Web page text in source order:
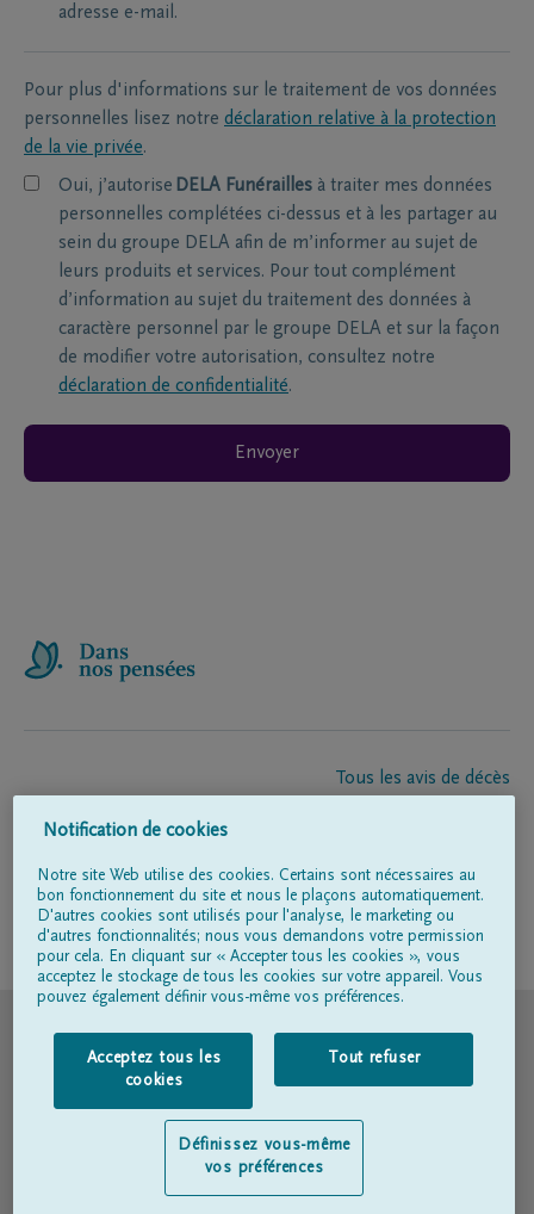
adresse e-mail.
Pour plus d'informations sur le traitement de vos données
personnelles lisez notre déclaration relative à la protection
de la vie privée.
Oui, j’autorise DELA Funérailles à traiter mes données
personnelles complétées ci-dessus et à les partager au
sein du groupe DELA afin de m’informer au sujet de
leurs produits et services. Pour tout complément
d’information au sujet du traitement des données à
caractère personnel par le groupe DELA et sur la façon
de modifier votre autorisation, consultez notre
déclaration de confidentialité.
Envoyer
Tous les avis de décès
Entrepreneur de pompes funèbres
Suivez-nous sur
Conditions d'utilisation
Déclaration relative à la vie privée
Déclaration d’accessibilité
Notification de cookies
Notre site Web utilise des cookies. Certains sont nécessaires au
bon fonctionnement du site et nous le plaçons automatiquement.
D'autres cookies sont utilisés pour l'analyse, le marketing ou
d'autres fonctionnalités; nous vous demandons votre permission
pour cela. En cliquant sur « Accepter tous les cookies », vous
acceptez le stockage de tous les cookies sur votre appareil. Vous
pouvez également définir vous-même vos préférences.
Acceptez tous les
cookies
Tout refuser
Définissez vous-même
vos préférences